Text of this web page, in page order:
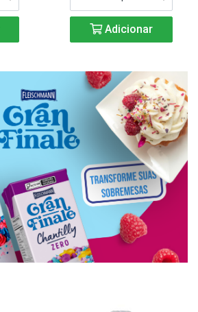
Adicionar